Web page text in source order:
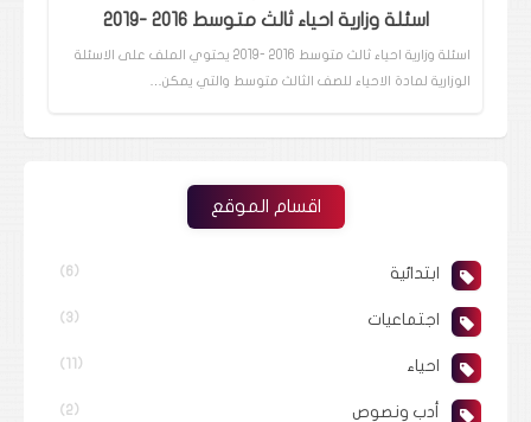
اسئلة وزارية احياء ثالث متوسط 2016 -2019
اسئلة وزارية احياء ثالث متوسط 2016 -2019 يحتوي الملف على الاسئلة
الوزارية لمادة الاحياء للصف الثالث متوسط والتي يمكن…
اقسام الموقع
ابتدائية (6)
اجتماعيات (3)
احياء (11)
أدب ونصوص (2)